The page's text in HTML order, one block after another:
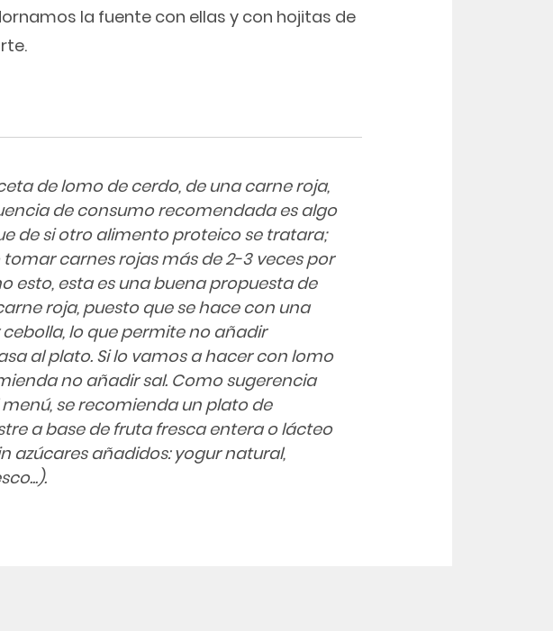
la fuente con ellas y con hojitas de
de lomo de cerdo, de una carne roja,
de consumo recomendada es algo
de si otro alimento proteico se tratara;
carnes rojas más de 2-3 veces por
esto, esta es una buena propuesta de
roja, puesto que se hace con una
lo que permite no añadir
al plato. Si lo vamos a hacer con lomo
no añadir sal. Como sugerencia
se recomienda un plato de
a base de fruta fresca entera o lácteo
azúcares añadidos: yogur natural,